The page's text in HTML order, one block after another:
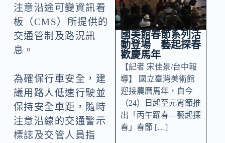
注意沿途可變資訊看
板（CMS）所提供的
交通管制及路況訊
息。
為確保行車安全，建
議用路人低速行駛並
保持安全車距，隨時
注意沿線的交通警示
標誌及交管人員指
國美館春節系列活
動登場 藝起探春
歡慶馬年
【記者 宋佳景/台中報
導】 國立臺灣美術館
迎接農曆馬年，自今
（24）日起至元宵節推
出「丙午躍春—藝起探
春」春節 […]